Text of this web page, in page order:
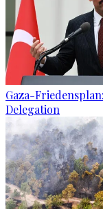
Gaza-
Delegation